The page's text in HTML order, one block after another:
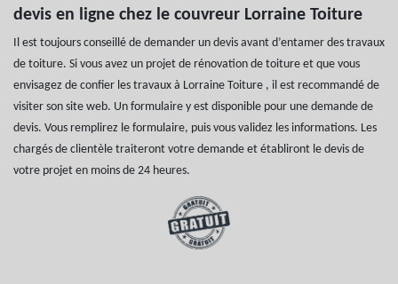
devis en ligne chez le couvreur Lorraine Toiture
Il est toujours conseillé de demander un devis avant d’entamer des travaux
de toiture. Si vous avez un projet de rénovation de toiture et que vous
envisagez de confier les travaux à Lorraine Toiture , il est recommandé de
visiter son site web. Un formulaire y est disponible pour une demande de
devis. Vous remplirez le formulaire, puis vous validez les informations. Les
chargés de clientèle traiteront votre demande et établiront le devis de
votre projet en moins de 24 heures.